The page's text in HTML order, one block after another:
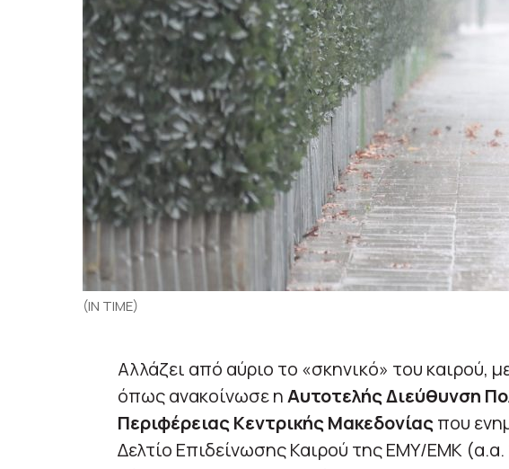
(IN TIME)
Αλλάζει από αύριο το «σκηνικό» του καιρού,
όπως ανακοίνωσε ηΑυτοτελής Διεύθυνση
Περιφέρειας Κεντρικής Μακεδονίαςπου
Δελτίο Επιδείνωσης Καιρού της ΕΜΥ/ΕΜΚ